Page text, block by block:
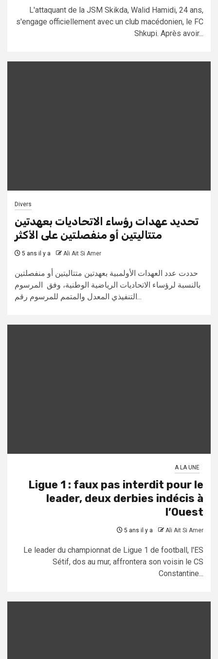
L'attaquant de la JSM Skikda, Walid Hamidi, 24 ans,
s'engage officiellement avec un club macédonien, le FC
Shkupi. Après avoir...
Divers
تحديد عهدات رؤساء الاتحاديات بعهدتين
متتاليتين أو منفصلتين على الأكثر
5 ans il y a Ali Ait Si Amer
حددت عدد العهدات الأولمبية بعهدتين متتاليتين أو منفصلتين
بالنسبة لرؤساء الاتحاديات الرياضية الوطنية، وفق المرسوم
التنفيذي المعدل والمتمم للمرسوم رقم...
A LA UNE
Ligue 1 : faux pas interdit pour le
leader, deux derbies indécis à
l’Ouest
5 ans il y a Ali Ait Si Amer
Le leader du championnat de Ligue 1 de football, l'ES
Sétif, dos au mur, affrontera son voisin le CS
Constantine...